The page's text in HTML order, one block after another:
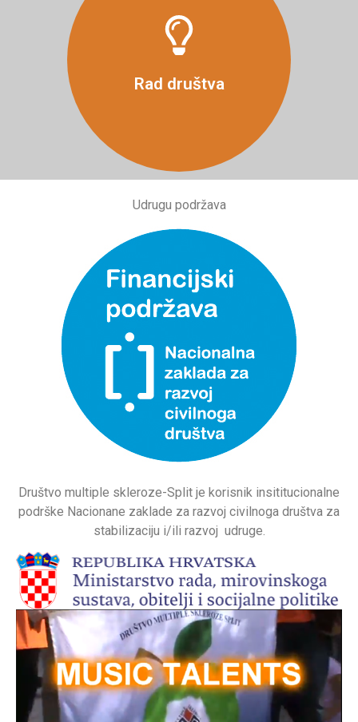
Rad društva
Više
Udrugu podržava
Društvo multiple skleroze-Split je korisnik insititucionalne
podrške Nacionane zaklade za razvoj civilnoga društva za
stabilizaciju i/ili razvoj udruge.